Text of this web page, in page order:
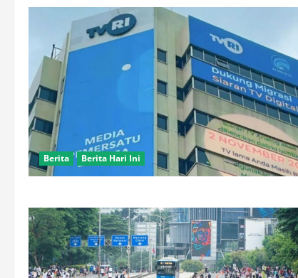
Berita Berita Hari Ini